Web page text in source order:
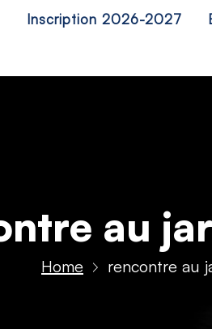
Inscription 2026-2027
au
Home rencontre au